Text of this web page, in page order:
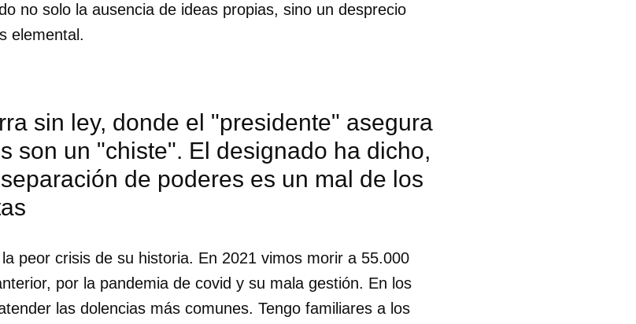
como favorito, primero has de iniciar sesión con tu
no solo la ausencia de ideas propias, sino un desprecio
elemental.
sin ley, donde el "presidente" asegura
son un "chiste". El designado ha dicho,
de poderes es un mal de los
peor crisis de su historia. En 2021 vimos morir a 55.000
por la pandemia de covid y su mala gestión. En los
las dolencias más comunes. Tengo familiares a los